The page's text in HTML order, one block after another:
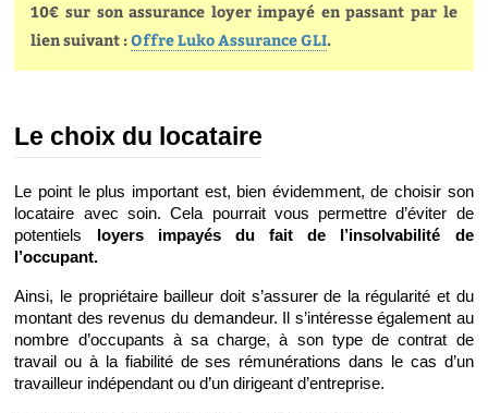
10€ sur son assurance loyer impayé en passant par le
lien suivant :Offre Luko Assurance GLI.
Le choix du locataire
Le point le plus important est, bien évidemment, de choisir son
locataire avec soin. Cela pourrait vous permettre d’éviter de
potentiels
loyers impayés du fait de l’insolvabilité de
l’occupant.
Ainsi, le propriétaire bailleur doit s’assurer de la régularité et du
montant des revenus du demandeur. Il s’intéresse également au
nombre d’occupants à sa charge, à son type de contrat de
travail ou à la fiabilité de ses rémunérations dans le cas d’un
travailleur indépendant ou d’un dirigeant d’entreprise.